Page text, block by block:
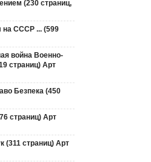
(230 страниц,
на СССР ... (599
война Военно-
страниц) Арт
Безпека (450
страниц) Арт
(311 страниц) Арт